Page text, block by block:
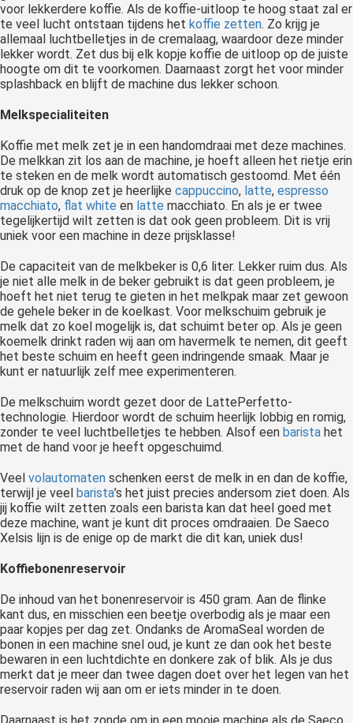
voor lekkerdere koffie. Als de koffie-uitloop te hoog staat zal er
te veel lucht ontstaan tijdens het koffie zetten. Zo krijg je
allemaal luchtbelletjes in de cremalaag, waardoor deze minder
lekker wordt. Zet dus bij elk kopje koffie de uitloop op de juiste
hoogte om dit te voorkomen. Daarnaast zorgt het voor minder
splashback en blijft de machine dus lekker schoon.
Melkspecialiteiten
Koffie met melk zet je in een handomdraai met deze machines.
De melkkan zit los aan de machine, je hoeft alleen het rietje erin
te steken en de melk wordt automatisch gestoomd. Met één
druk op de knop zet je heerlijke cappuccino, latte, espresso
macchiato, flat white en latte macchiato. En als je er twee
tegelijkertijd wilt zetten is dat ook geen probleem. Dit is vrij
uniek voor een machine in deze prijsklasse!
De capaciteit van de melkbeker is 0,6 liter. Lekker ruim dus. Als
je niet alle melk in de beker gebruikt is dat geen probleem, je
hoeft het niet terug te gieten in het melkpak maar zet gewoon
de gehele beker in de koelkast. Voor melkschuim gebruik je
melk dat zo koel mogelijk is, dat schuimt beter op. Als je geen
koemelk drinkt raden wij aan om havermelk te nemen, dit geeft
het beste schuim en heeft geen indringende smaak. Maar je
kunt er natuurlijk zelf mee experimenteren.
De melkschuim wordt gezet door de LattePerfetto-
technologie. Hierdoor wordt de schuim heerlijk lobbig en romig,
zonder te veel luchtbelletjes te hebben. Alsof een barista het
met de hand voor je heeft opgeschuimd.
Veel volautomaten schenken eerst de melk in en dan de koffie,
terwijl je veel barista’s het juist precies andersom ziet doen. Als
jij koffie wilt zetten zoals een barista kan dat heel goed met
deze machine, want je kunt dit proces omdraaien. De Saeco
Xelsis lijn is de enige op de markt die dit kan, uniek dus!
Koffiebonenreservoir
De inhoud van het bonenreservoir is 450 gram. Aan de flinke
kant dus, en misschien een beetje overbodig als je maar een
paar kopjes per dag zet. Ondanks de AromaSeal worden de
bonen in een machine snel oud, je kunt ze dan ook het beste
bewaren in een luchtdichte en donkere zak of blik. Als je dus
merkt dat je meer dan twee dagen doet over het legen van het
reservoir raden wij aan om er iets minder in te doen.